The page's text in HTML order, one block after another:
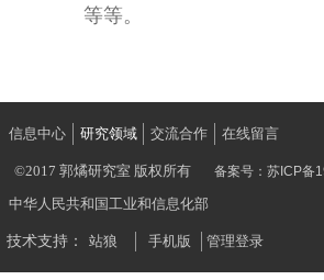
等等。
信息中心 研究领域 交流合作 在线留言
©2017 郭燏研究室 版权所有
技术支持： 站狼 手机版 管理登录
备案号： 苏ICP备
中华人民共和国工业和信息化部